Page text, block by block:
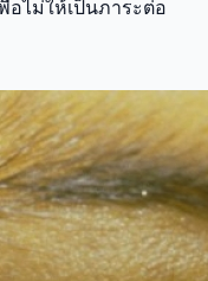
อไม่ให้เป็นภาระต่อ